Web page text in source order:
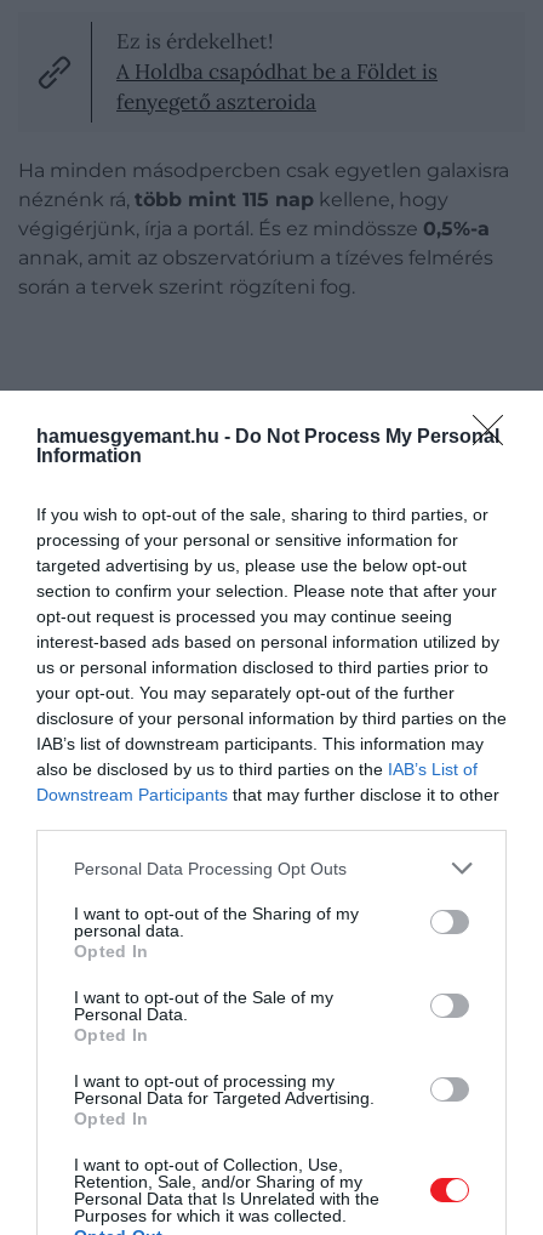
hamuesgyemant.hu - Do Not Process My Personal
Information
If you wish to opt-out of the sale, sharing to third parties, or
processing of your personal or sensitive information for
targeted advertising by us, please use the below opt-out
section to confirm your selection. Please note that after your
opt-out request is processed you may continue seeing
interest-based ads based on personal information utilized by
us or personal information disclosed to third parties prior to
your opt-out. You may separately opt-out of the further
disclosure of your personal information by third parties on the
IAB’s list of downstream participants. This information may
also be disclosed by us to third parties on the IAB’s List of
Downstream Participants that may further disclose it to other
Please note that this website/app uses one or more Google
not limited to your visit or usage behaviour. You may click to
grant or deny consent to Google and its third-party tags to
use your data for below specified purposes in below Google
consent section.
Personal Data Processing Opt Outs
I want to opt-out of the Sharing of my
personal data.
Opted In
I want to opt-out of the Sale of my
Personal Data.
Opted In
I want to opt-out of processing my
Personal Data for Targeted Advertising.
Opted In
I want to opt-out of Collection, Use,
Retention, Sale, and/or Sharing of my
Personal Data that Is Unrelated with the
Purposes for which it was collected.
Ez is érdekelhet!
A Holdba csapódhat be a Földet is
fenyegető aszteroida
Ha minden másodpercben csak egyetlen galaxisra
néznénk rá, több mint 115 nap kellene, hogy
végigérjünk, írja a portál. És ez mindössze 0,5%-a
annak, amit az obszervatórium a tízéves felmérés
során a tervek szerint rögzíteni fog.
A Legacy Survey of Space and Time (LSST)
nevű projekt célja 20 milliárd galaxis és
lefényképezésével.
A Rubin Obszervatórium másodpercenként képes
hétszer nagyobb területet mutat, mint a Hold és
közvetlen környezete. A kamera pontossága pedig
lenne kiszúrni.
akinek úttörő munkája nyomán került előtérbe a
sötét anyag elmélete. Az LSST segítségével a
anyagot és sötét energiát, ezzel pedig a
világegyetem alapvető működését.